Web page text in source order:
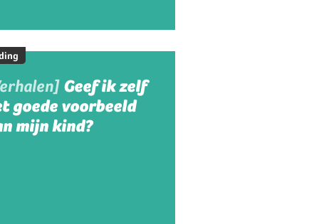
Geef ik zelf
goede voorbeeld
mijn kind?